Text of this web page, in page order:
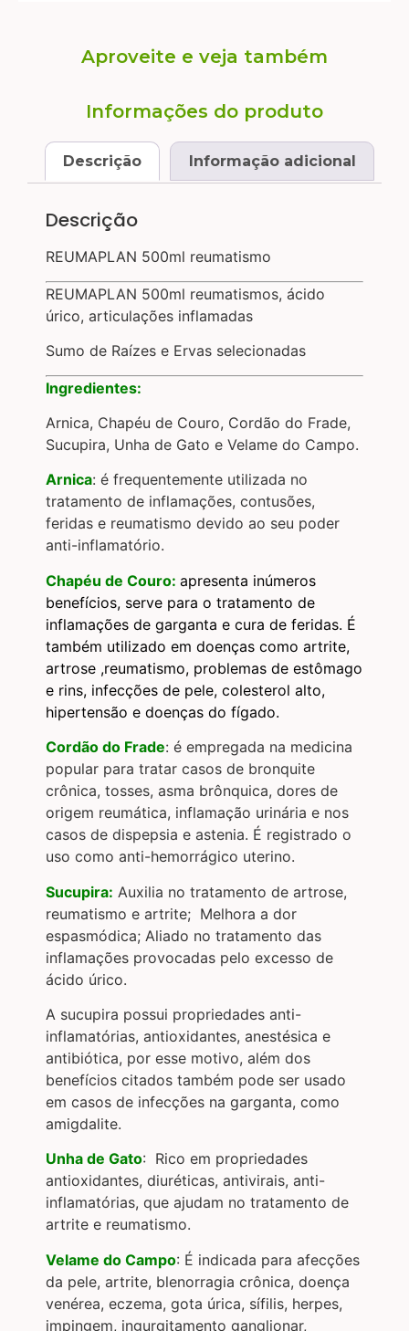
Aproveite e veja também
Informações do produto
Descrição Informação adicional
Descrição
REUMAPLAN 500ml reumatismo
REUMAPLAN 500ml reumatismos, ácido
úrico, articulações inflamadas
Sumo de Raízes e Ervas selecionadas
Ingredientes:
Arnica, Chapéu de Couro, Cordão do Frade,
Sucupira, Unha de Gato e Velame do Campo.
Arnica: é frequentemente utilizada no
tratamento de inflamações, contusões,
feridas e reumatismo devido ao seu poder
anti-inflamatório.
Chapéu de Couro: apresenta inúmeros
benefícios, serve para o tratamento de
inflamações de garganta e cura de feridas. É
também utilizado em doenças como artrite,
artrose ,reumatismo, problemas de estômago
e rins, infecções de pele, colesterol alto,
hipertensão e doenças do fígado.
Cordão do Frade: é empregada na medicina
popular para tratar casos de bronquite
crônica, tosses, asma brônquica, dores de
origem reumática, inflamação urinária e nos
casos de dispepsia e astenia. É registrado o
uso como anti-hemorrágico uterino.
Sucupira: Auxilia no tratamento de artrose,
reumatismo e artrite; Melhora a dor
espasmódica; Aliado no tratamento das
inflamações provocadas pelo excesso de
ácido úrico.
A sucupira possui propriedades anti-
inflamatórias, antioxidantes, anestésica e
antibiótica, por esse motivo, além dos
benefícios citados também pode ser usado
em casos de infecções na garganta, como
amigdalite.
Unha de Gato: Rico em propriedades
antioxidantes, diuréticas, antivirais, anti-
inflamatórias, que ajudam no tratamento de
artrite e reumatismo.
Velame do Campo: É indicada para afecções
da pele, artrite, blenorragia crônica, doença
venérea, eczema, gota úrica, sífilis, herpes,
impingem, ingurgitamento ganglionar,